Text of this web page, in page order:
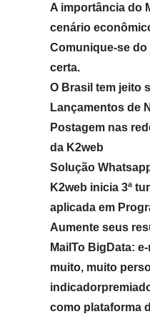
A importância do
cenário
Comunique-se
certa.
O Brasil tem jeito
Lançamentos de
Postagem nas
da K2web
Solução
K2web inicia 3ª
aplicada em
Aumente seus
MailTo BigData:
muito, muito
como plataforma